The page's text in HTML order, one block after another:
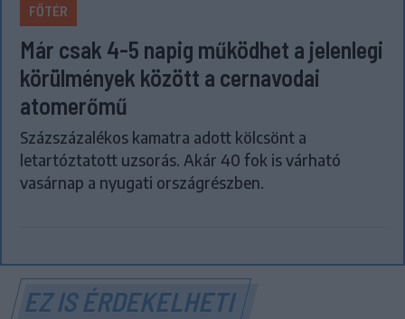
FŐTÉR
Már csak 4-5 napig működhet a jelenlegi
körülmények között a cernavodai
atomerőmű
Százszázalékos kamatra adott kölcsönt a
letartóztatott uzsorás. Akár 40 fok is várható
vasárnap a nyugati országrészben.
EZ IS ÉRDEKELHETI